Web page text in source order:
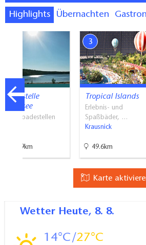
Highlights Übernachten
Badestelle
Großsee
Naturbadestellen
38.9km
3
Tropical Islands
Erlebnis- und
Spaßbäder, …
Krausnick
49.6km
Karte
Wetter Heute, 8. 8.
14 27